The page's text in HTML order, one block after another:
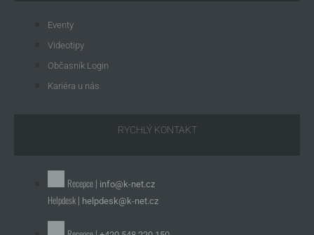
Eventy
Videotipy
Občasník Login
Kariéra u nás
RYCHLÝ KONTAKT
Recepce | info@k-net.cz
Helpdesk | helpdesk@k-net.cz